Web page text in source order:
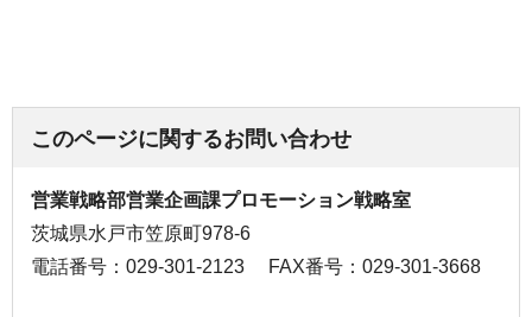
このページに関するお問い合わせ
営業戦略部営業企画課プロモーション戦略室
茨城県水戸市笠原町978-6
電話番号：029-301-2123
FAX番号：029-301-3668